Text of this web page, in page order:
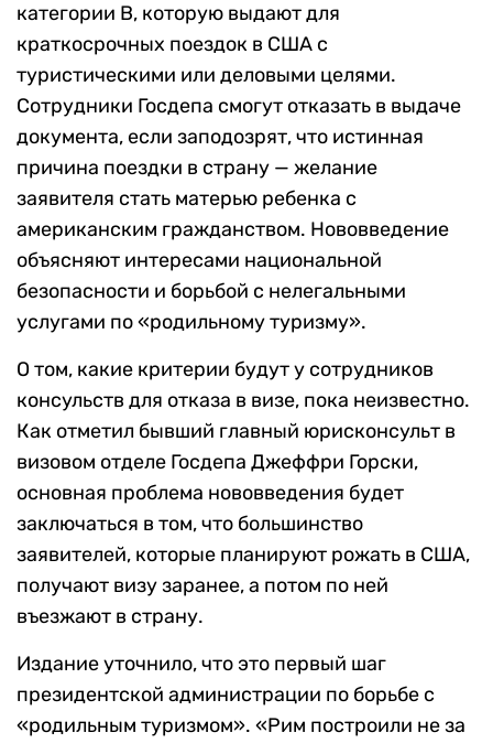
категории В, которую выдают для
краткосрочных поездок в США с
туристическими или деловыми целями.
Сотрудники Госдепа смогут отказать в выдаче
документа, если заподозрят, что истинная
причина поездки в страну — желание
заявителя стать матерью ребенка с
американским гражданством. Нововведение
объясняют интересами национальной
безопасности и борьбой с нелегальными
услугами по «родильному туризму».
О том, какие критерии будут у сотрудников
консульств для отказа в визе, пока неизвестно.
Как отметил бывший главный юрисконсульт в
визовом отделе Госдепа Джеффри Горски,
основная проблема нововведения будет
заключаться в том, что большинство
заявителей, которые планируют рожать в США,
получают визу заранее, а потом по ней
въезжают в страну.
Издание уточнило, что это первый шаг
президентской администрации по борьбе с
«родильным туризмом». «Рим построили не за